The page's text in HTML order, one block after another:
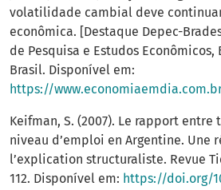
volatilidade cambial deve
econômica. [Destaque Depec-
de Pesquisa e Estudos Econômicos,
Brasil. Disponível em:
https://www.economiaemdia.com.br/EconomiaEmDia/
Keifman, S. (2007). Le rapport entre
niveau d’emploi en Argentine. Une
l’explication structuraliste. Revue
112. Disponível em: https://doi.org/